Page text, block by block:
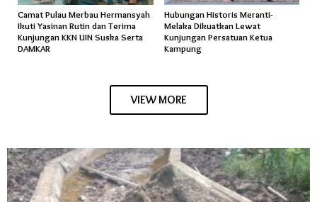
Camat Pulau Merbau Hermansyah
Ikuti Yasinan Rutin dan Terima
Kunjungan KKN UIN Suska Serta
DAMKAR
Hubungan Historis Meranti-
Melaka Dikuatkan Lewat
Kunjungan Persatuan Ketua
Kampung
VIEW MORE